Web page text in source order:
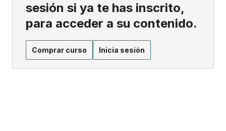
sesión si ya te has inscrito,
para acceder a su contenido.
Comprar curso Inicia sesión